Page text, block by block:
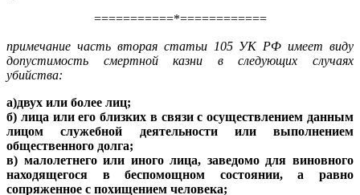
===========*============
примечание часть вторая статьи 105 УК РФ имеет виду
допустимость смертной казни в следующих случаях
убийства:
а)двух или более лиц;
б) лица или его близких в связи с осуществлением данным
лицом служебной деятельности или выполнением
общественного долга;
в) малолетнего или иного лица, заведомо для виновного
находящегося в беспомощном состоянии, а равно
сопряженное с похищением человека;